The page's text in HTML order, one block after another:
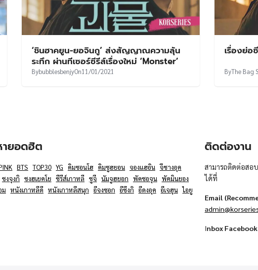
‘ชินฮาคยูน-ยอจินกู’ ส่งสัญญาณความลุ้น
ระทึก ผ่านทีเซอร์ซีรีส์เรื่องใหม่ ‘Monster’
BybubblesbenjyOn11/01/2021
เรื่องย่อ
ByThe Bag
ายอดฮิต
BTS TOP30 YG คิมซอนโฮ คิมซูฮยอน จองแฮอิน จีชางอุค
ซงจุงกิ ซงฮเยคโย ซีรีส์เกาหลี ซูจี นัมจูฮยอก พัคซอจุน พัคมินยอง
ม หนังเกาหลีดี หนังเกาหลีสนุก อีจงซอก อีซึงกิ อีดงอุค อีเจฮุน ไอยู
ติดต่องาน
สามารถติดต่อสอ
ได้ที่
Email
Inbox Facebook